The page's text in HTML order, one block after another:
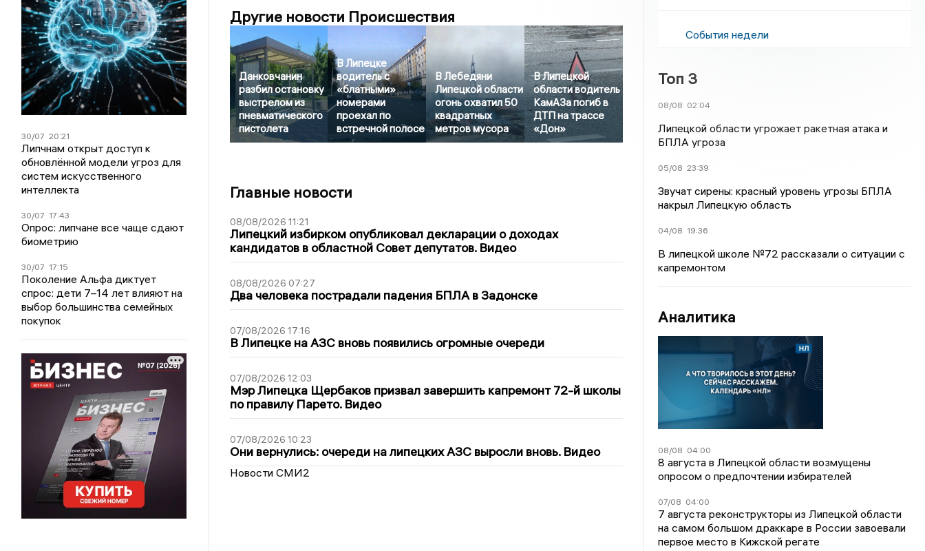
30/07 20:21
Липчнам открыт доступ к
обновлённой модели угроз для
систем искусственного
интеллекта
30/07 17:43
Опрос: липчане все чаще сдают
биометрию
30/07 17:15
Поколение Альфа диктует
спрос: дети 7–14 лет влияют на
выбор большинства семейных
покупок
Другие новости Происшествия
Данковчанин
разбил остановку
выстрелом из
пневматического
пистолета
В Липецке
водитель с
«блатными»
номерами
проехал по
встречной полосе
В Лебедяни
Липецкой области
огонь охватил 50
квадратных
метров мусора
В Липецкой
области водитель
КамАЗа погиб в
ДТП на трассе
«Дон»
Главные новости
08/08/2026 11:21
Липецкий избирком опубликовал декларации о доходах
кандидатов в областной Совет депутатов. Видео
08/08/2026 07:27
Два человека пострадали падения БПЛА в Задонске
07/08/2026 17:16
В Липецке на АЗС вновь появились огромные очереди
07/08/2026 12:03
Мэр Липецка Щербаков призвал завершить капремонт 72-й школы
по правилу Парето. Видео
07/08/2026 10:23
Они вернулись: очереди на липецких АЗС выросли вновь. Видео
Новости СМИ2
События недели
Топ 3
08/08 02:04
Липецкой области угрожает ракетная атака и
БПЛА угроза
05/08 23:39
Звучат сирены: красный уровень угрозы БПЛА
накрыл Липецкую область
04/08 19:36
В липецкой школе №72 рассказали о ситуации с
капремонтом
Аналитика
08/08 04:00
8 августа в Липецкой области возмущены
опросом о предпочтении избирателей
07/08 04:00
7 августа реконструкторы из Липецкой области
на самом большом драккаре в России завоевали
первое место в Кижской регате